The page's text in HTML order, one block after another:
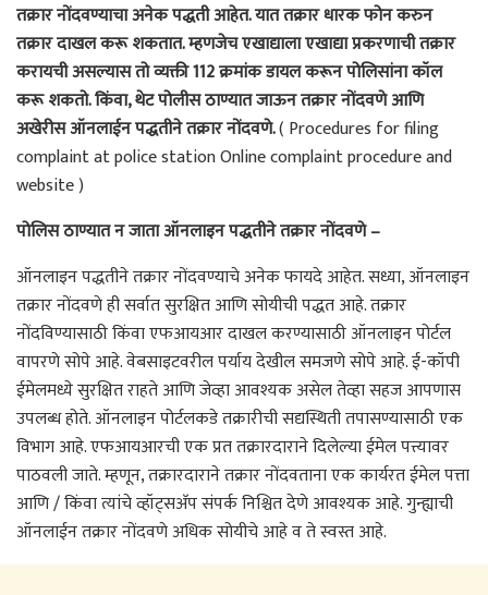
तक्रार नोंदवण्याचा अनेक पद्धती आहेत. यात तक्रार धारक फोन करुन
तक्रार दाखल करू शकतात. म्हणजेच एखाद्याला एखाद्या प्रकरणाची तक्रार
करायची असल्यास तो व्यक्ती 112 क्रमांक डायल करून पोलिसांना कॉल
करू शकतो. किंवा, थेट पोलीस ठाण्यात जाऊन तक्रार नोंदवणे आणि
अखेरीस ऑनलाईन पद्धतीने तक्रार नोंदवणे.( Procedures for filing
complaint at police station Online complaint procedure and
website )
पोलिस ठाण्यात न जाता ऑनलाइन पद्धतीने तक्रार नोंदवणे –
ऑनलाइन पद्धतीने तक्रार नोंदवण्याचे अनेक फायदे आहेत. सध्या, ऑनलाइन
तक्रार नोंदवणे ही सर्वात सुरक्षित आणि सोयीची पद्धत आहे. तक्रार
नोंदविण्यासाठी किंवा एफआयआर दाखल करण्यासाठी ऑनलाइन पोर्टल
वापरणे सोपे आहे. वेबसाइटवरील पर्याय देखील समजणे सोपे आहे. ई-कॉपी
ईमेलमध्ये सुरक्षित राहते आणि जेव्हा आवश्यक असेल तेव्हा सहज आपणास
उपलब्ध होते. ऑनलाइन पोर्टलकडे तक्रारीची सद्यस्थिती तपासण्यासाठी एक
विभाग आहे. एफआयआरची एक प्रत तक्रारदाराने दिलेल्या ईमेल पत्त्यावर
पाठवली जाते. म्हणून, तक्रारदाराने तक्रार नोंदवताना एक कार्यरत ईमेल पत्ता
आणि / किंवा त्यांचे व्हॉट्सअ‍ॅप संपर्क निश्चित देणे आवश्यक आहे. गुन्ह्याची
ऑनलाईन तक्रार नोंदवणे अधिक सोयीचे आहे व ते स्वस्त आहे.